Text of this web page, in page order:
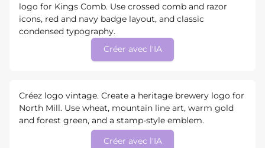
logo for Kings Comb. Use crossed comb and razor
icons, red and navy badge layout, and classic
condensed typography.
Créer avec l'IA
Créez logo vintage. Create a heritage brewery logo for
North Mill. Use wheat, mountain line art, warm gold
and forest green, and a stamp-style emblem.
Créer avec l'IA